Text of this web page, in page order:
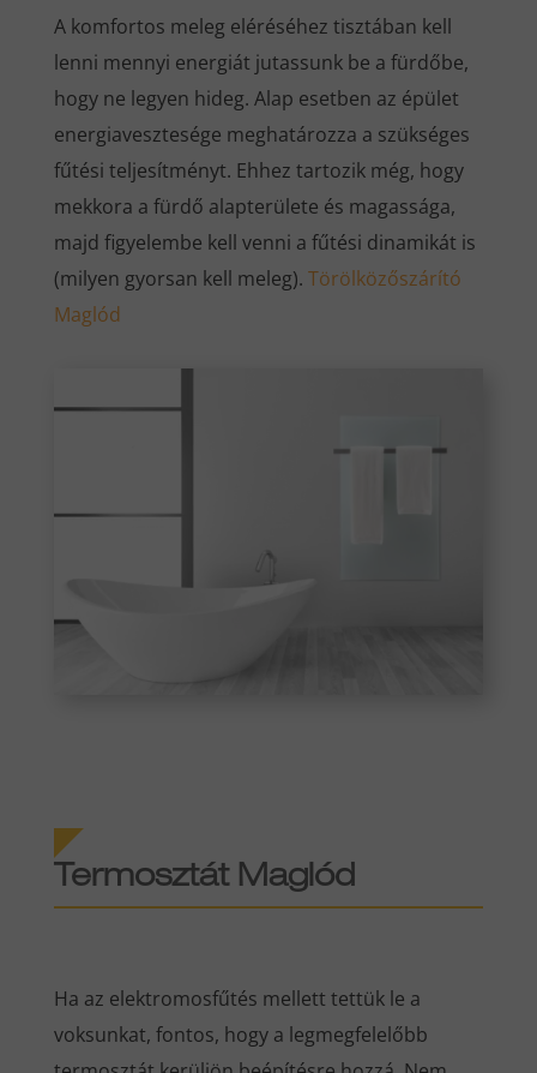
A komfortos meleg eléréséhez tisztában kell
lenni mennyi energiát jutassunk be a fürdőbe,
hogy ne legyen hideg. Alap esetben az épület
energiavesztesége meghatározza a szükséges
fűtési teljesítményt. Ehhez tartozik még, hogy
mekkora a fürdő alapterülete és magassága,
majd figyelembe kell venni a fűtési dinamikát is
(milyen gyorsan kell meleg). Törölközőszárító
Maglód
Termosztát Maglód
Ha az elektromosfűtés mellett tettük le a
voksunkat, fontos, hogy a legmegfelelőbb